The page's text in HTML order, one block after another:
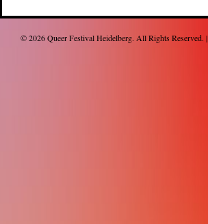
© 2026Queer Festival Heidelberg. All Rights Reserved. |